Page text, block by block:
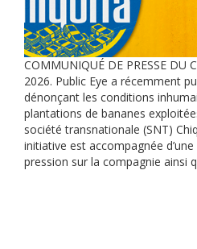
COMMUNIQUÉ DE PRESSE DU
2026. Public Eye a récemment
dénonçant les conditions
plantations de bananes
société transnationale (SNT)
initiative est accompagnée
pression sur la compagnie ainsi